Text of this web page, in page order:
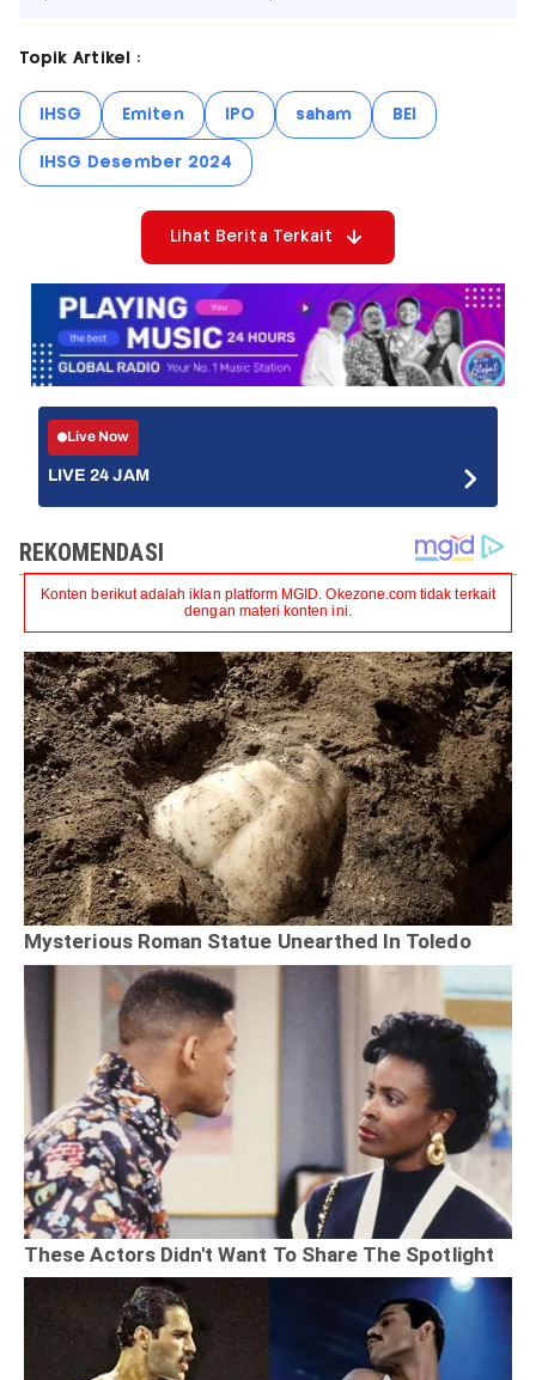
Topik Artikel :
IHSG Emiten IPO saham BEI
IHSG Desember 2024
Lihat Berita Terkait
Live Now
LIVE 24 JAM